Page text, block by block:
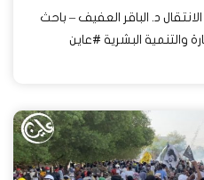
د. الباقر العفيف – باحث
والتنمية البشرية #عاين